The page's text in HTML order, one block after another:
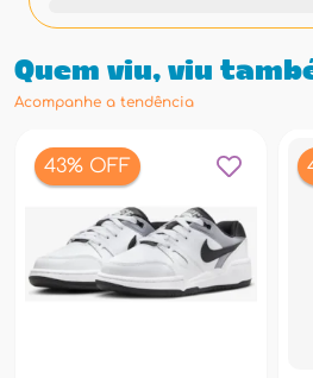
Quem viu, viu
Acompanhe a tendência
43% OFF